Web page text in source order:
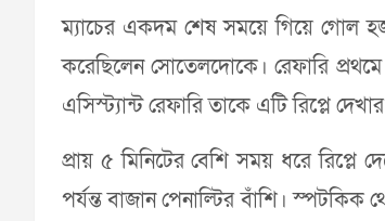
ম্যাচের একদম শেষ সময়ে গিয়ে গোল
করেছিলেন সোতেলদোকে। রেফারি
এসিস্ট্যান্ট রেফারি তাকে এটি রিপ্লে
প্রায় ৫ মিনিটের বেশি সময় ধরে রিপ্লে
পর্যন্ত বাজান পেনাল্টির বাঁশি।